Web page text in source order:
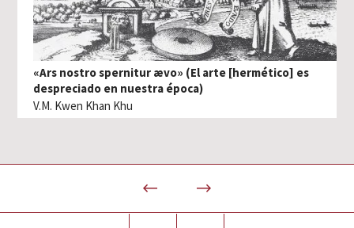
«Ars nostro spernitur ævo» (El arte [hermético] es
despreciado en nuestra época)
V.M. Kwen Khan Khu